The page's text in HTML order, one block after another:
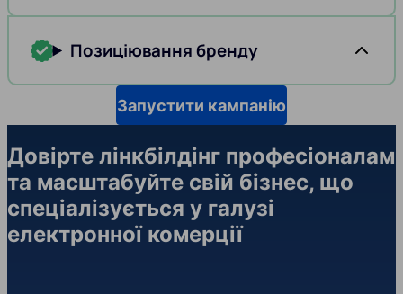
Позиціювання бренду
Запустити кампанію
Довірте лінкбілдінг професіоналам
та масштабуйте свій бізнес, що
спеціалізується у галузі
електронної комерції